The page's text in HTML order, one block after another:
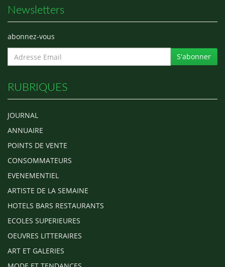
Newsletters
abonnez-vous
S'abonner
RUBRIQUES
JOURNAL
ANNUAIRE
POINTS DE VENTE
CONSOMMATEURS
EVENEMENTIEL
ARTISTE DE LA SEMAINE
HOTELS BARS RESTAURANTS
ECOLES SUPERIEURES
OEUVRES LITTERAIRES
ART ET GALERIES